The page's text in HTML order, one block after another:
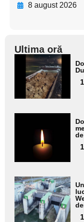
8 august 2026
Ultima oră
Adaugă
aici textul
pentru
subtitlu
aici textul
pentru
subtitlu
Adaugă
aici textul
pentru
subtitlu